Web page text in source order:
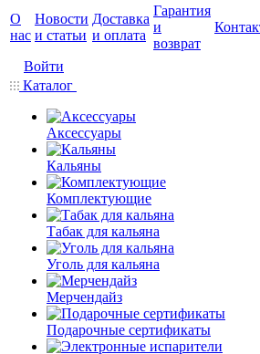
О
нас
Новости
и статьи
Доставка
и оплата
Гарантия
и
возврат
Войти
Каталог
Аксессуары
Кальяны
Комплектующие
Табак для кальяна
Уголь для кальяна
Мерчендайз
Подарочные сертификаты